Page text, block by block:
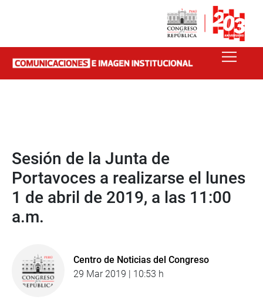
Sesión de la Junta de
Portavoces a realizarse el lunes
1 de abril de 2019, a las 11:00
a.m.
Centro de Noticias del Congreso
29 Mar 2019 | 10:53 h